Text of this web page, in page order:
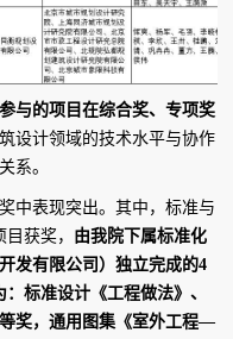
与的项目在综合奖、专项奖
设计领域的技术水平与协作
系。
中表现突出。其中，标准与
获奖， 由我院下属标准化
发有限公司）独立完成的4
标准设计《工程做法》、
奖，通用图集《室外工程—